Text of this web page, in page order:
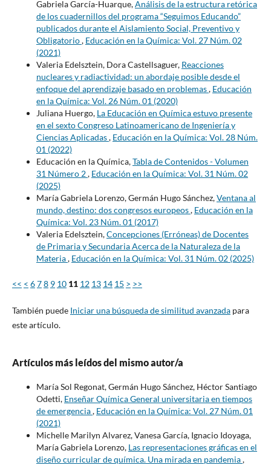
Gabriela García-Huarque,Análisis de la estructura retórica
de los cuadernillos del programa “Seguimos Educando”
publicados durante el Aislamiento Social, Preventivo y
Obligatorio, Educación en la Química: Vol. 27 Núm. 02
(2021)
Valeria Edelsztein, Dora Castellsaguer, Reacciones
nucleares y radiactividad: un abordaje posible desde el
enfoque del aprendizaje basado en problemas, Educación
en la Química: Vol. 26 Núm. 01 (2020)
Juliana Huergo, La Educación en Química estuvo presente
en el sexto Congreso Latinoamericano de Ingeniería y
Ciencias Aplicadas, Educación en la Química: Vol. 28 Núm.
01 (2022)
Educación en la Química,Tabla de Contenidos - Volumen
31 Número 2, Educación en la Química: Vol. 31 Núm. 02
(2025)
María Gabriela Lorenzo, Germán Hugo Sánchez,Ventana al
mundo, destino: dos congresos europeos, Educación en la
Química: Vol. 23 Núm. 01 (2017)
Valeria Edelsztein,Concepciones (Erróneas) de Docentes
de Primaria y Secundaria Acerca de la Naturaleza de la
Materia, Educación en la Química: Vol. 31 Núm. 02 (2025)
<< < 678 9 10 11 12 13 14 15 > >>
También puede Iniciar una búsqueda de similitud avanzadapara
este artículo.
Artículos más leídos del mismo autor/a
María Sol Regonat, Germán Hugo Sánchez, Héctor Santiago
Odetti, Enseñar Química General universitaria en tiempos
de emergencia, Educación en la Química: Vol. 27 Núm. 01
(2021)
Michelle Marilyn Alvarez, Vanesa García, Ignacio Idoyaga,
María Gabriela Lorenzo, Las representaciones gráficas en el
diseño curricular de química. Una mirada en pandemia,